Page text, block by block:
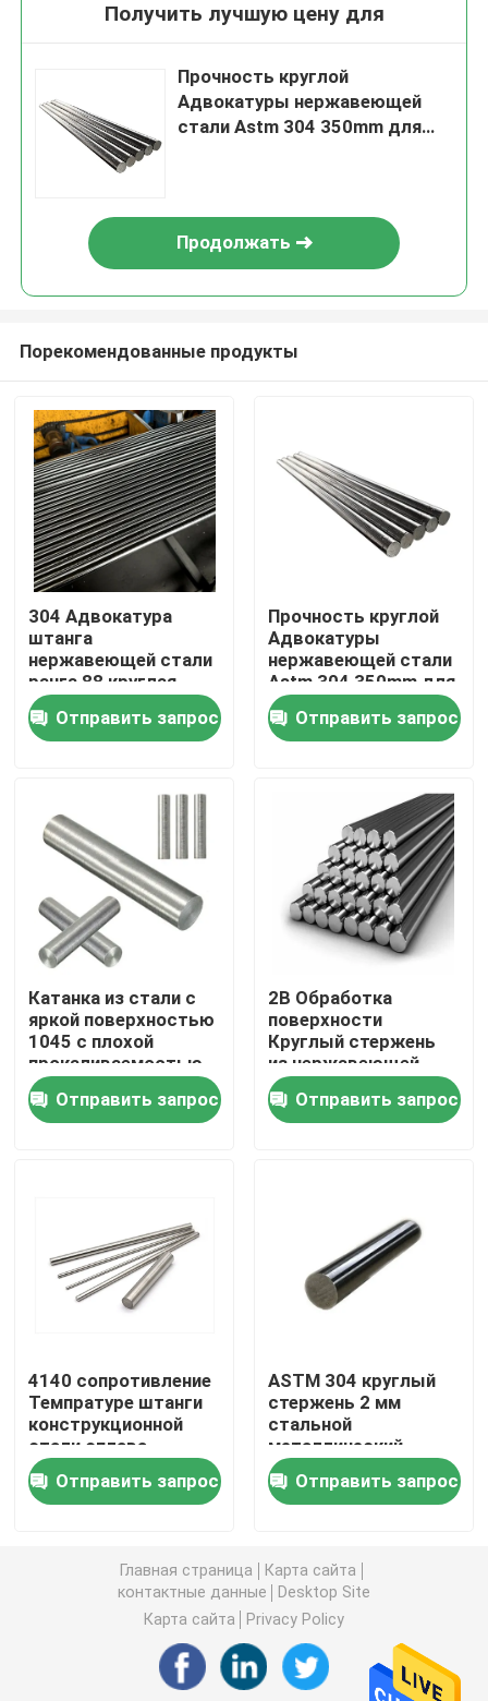
Дом
Продукты
О нас
Проверка качества
Свяжитесь мы
Новости
Горячекатаная катушка нержавеющей стали
Металлический лист нержавеющей стали
Круглая нержавеющая сталь штанга
Присадочный пруток углерода стальной
низкоуглеродистая стальная катушка
Лист стальной пластины углерода
Получить лучшую цену для
Прочность круглой
Адвокатуры нержавеющей
стали Astm 304 350mm для
Продолжать
Порекомендованные продукты
304 Адвокатура
штанга
нержавеющей стали
ранга 88 круглая
отполировала
600mm для
украшения
Отправить запрос
Прочность круглой
Адвокатуры
нержавеющей стали
Astm 304 350mm для
конструкции
Отправить запрос
Катанка из стали с
яркой поверхностью
1045 с плохой
прокаливаемостью
Отправить запрос
2B Обработка
поверхности
Круглый стержень
из нержавеющей
стали 430
Отправить запрос
4140 сопротивление
Темпратуре штанги
конструкционной
стали сплава
высокое
Отправить запрос
ASTM 304 круглый
стержень 2 мм
стальной
металлический
стержень
холоднокатаный
Отправить запрос
Главная страница
Карта сайта
контактные данные
Desktop Site
Карта сайта
Privacy Policy